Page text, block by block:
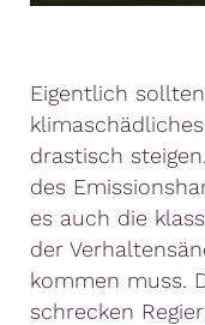
Eigentlich
drastisch
des
es auch die
der
kommen muss.
schrecken